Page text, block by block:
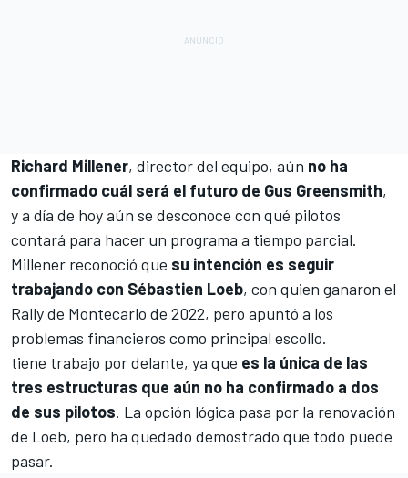
Richard Millener, director del equipo, aún no ha
confirmado cuál será el futuro de Gus Greensmith,
y a día de hoy aún se desconoce con qué pilotos
contará para hacer un programa a tiempo parcial.
Millener reconoció que su intención es seguir
trabajando con Sébastien Loeb, con quien ganaron el
Rally de Montecarlo de 2022, pero apuntó a los
problemas financieros como principal escollo.
tiene trabajo por delante, ya que es la única de las
tres estructuras que aún no ha confirmado a dos
de sus pilotos. La opción lógica pasa por la renovación
de Loeb, pero ha quedado demostrado que todo puede
pasar.